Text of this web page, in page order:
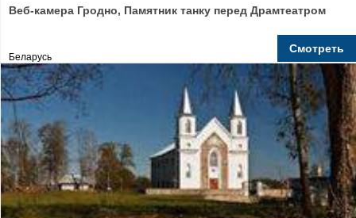
Веб-камера Гродно, Памятник танку перед Драмтеатром
Беларусь
Смотреть